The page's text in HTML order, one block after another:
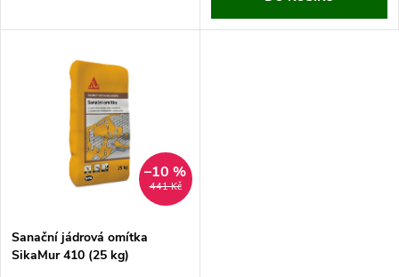
u
u
441 Kč
–10 %
Sanační jádrová omítka
SikaMur 410 (25 kg)